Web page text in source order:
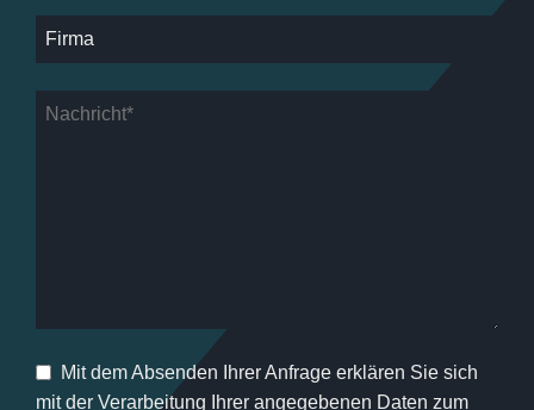
Mit dem Absenden Ihrer Anfrage erklären Sie sich
mit der Verarbeitung Ihrer angegebenen Daten zum